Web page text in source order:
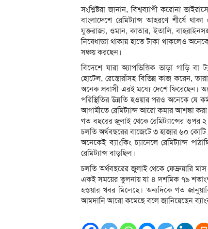
সংশ্লিষ্টরা জানান, বিশ্বব্যাপী করোনা
বাংলাদেশে রেমিট্যান্স আহরণে শীর্ষে
যুক্তরাজ্য, ওমান, কাতার, ইতালি,
নিষেধাজ্ঞা থাকায় হাতে টাকা থাকলেও
সঞ্চয় করছেন।
বিদেশে যারা অ্যাপভিত্তিক ভাড়া গাড়ি বা
হোটেল, রেস্তোরাঁসহ বিভিন্ন কাজ করেন,
অনেক প্রবাসী এরই মধ্যে দেশে ফিরেছেন।
পরিস্থিতির উন্নতি হওয়ার পরও অনেকে যে
আগামীতে রেমিট্যান্স আরো কমার আশঙ্কা করা
গত বছরের জুলাই থেকে রেমিট্যান্সের ওপর
চলতি অর্থবছরের বাজেটে ৩ হাজার ৬০
অনেকেই ব্যাংকিং চ্যানেলে রেমিট্যান্স
রেমিট্যান্স বাড়ছিল।
চলতি অর্থবছরের জুলাই থেকে ফেব্রুয়ারি
একই সময়ের তুলনায় যা ৪ দশমিক ৭৯ শতাংশ
হওয়ার খবর মিলেছে। অন্যদিকে গত
আমদানি আরো কমেছে বলে জানিয়েছেন